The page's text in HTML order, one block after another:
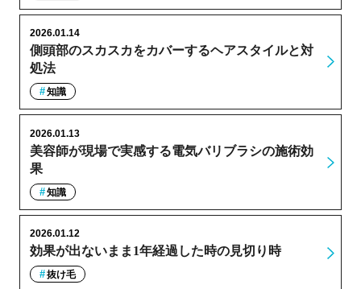
側頭部のスカスカをカバーするヘアスタイルと対
処法
2026.01.14
知識
美容師が現場で実感する電気バリブラシの施術効
果
2026.01.13
知識
効果が出ないまま1年経過した時の見切り時
2026.01.12
抜け毛